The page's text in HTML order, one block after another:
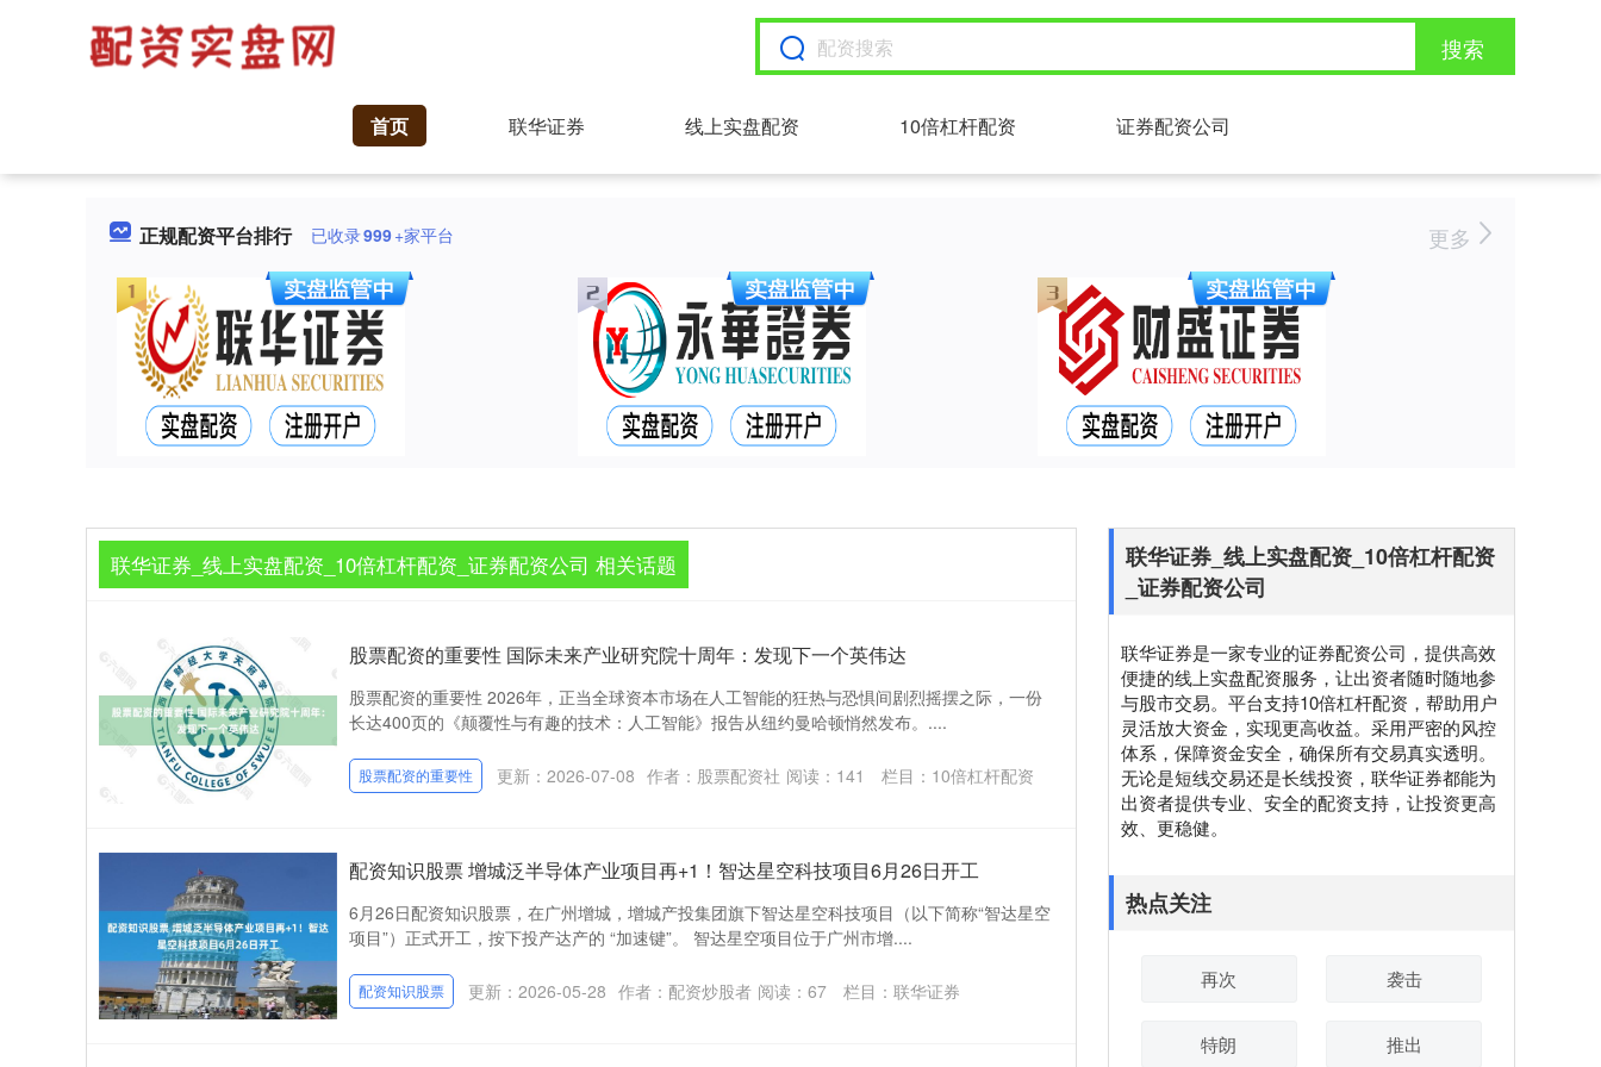
搜索
首页 联华证券 线上实盘配资 10倍杠杆配资 证券配资公司
正规配资平台排行 已收录999+家平台 更多
联华证券_线上实盘配资_10倍杠杆配资_证券配资公司 相关话题
股票配资的重要性 国际未来产业研究院十周年：发现下一个英伟达
股票配资的重要性 2026年，正当全球资本市场在人工智能的狂热与恐惧间剧烈摇摆之际，一份
长达400页的《颠覆性与有趣的技术：人工智能》报告从纽约曼哈顿悄然发布。....
股票配资的重要性 更新：2026-07-08 作者：股票配资社 阅读： 141 栏目： 10倍杠杆配资
配资知识股票 增城泛半导体产业项目再+1！智达星空科技项目6月26日开工
6月26日配资知识股票，在广州增城，增城产投集团旗下智达星空科技项目（以下简称“智达星空
项目”）正式开工，按下投产达产的 “加速键”。 智达星空项目位于广州市增....
配资知识股票 更新：2026-05-28 作者：配资炒股者 阅读： 67 栏目： 联华证券
联华证券_线上实盘配资_10倍杠杆配资
_证券配资公司
联华证券是一家专业的证券配资公司，提供高效
便捷的线上实盘配资服务，让出资者随时随地参
与股市交易。平台支持10倍杠杆配资，帮助用户
灵活放大资金，实现更高收益。采用严密的风控
体系，保障资金安全，确保所有交易真实透明。
无论是短线交易还是长线投资，联华证券都能为
出资者提供专业、安全的配资支持，让投资更高
效、更稳健。
热点关注
再次 袭击
特朗 推出